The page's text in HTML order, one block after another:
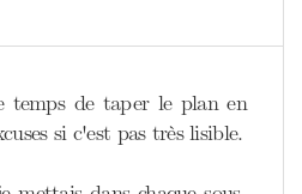
temps de taper le plan en
si c'est pas très lisible.